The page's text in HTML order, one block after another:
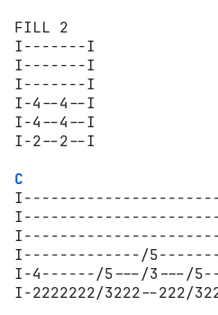
FILL 2
I-------I
I-------I
I-------I
I-4--4--I
I-4--4--I
I-2--2--I
C
I-------------/
I-4------/5---/3---/
I-2222222/3222--222/